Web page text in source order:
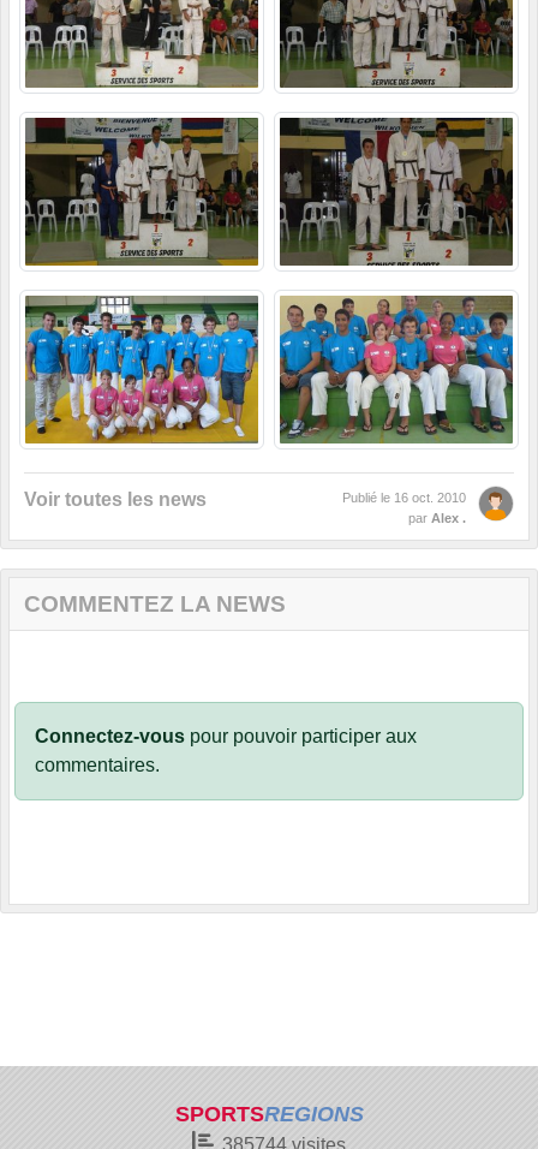
Voir toutes les news Publié le 16 oct. 2010
par Alex .
COMMENTEZ LA NEWS
Connectez-vous pour pouvoir participer aux
commentaires.
SPORTSREGIONS
385744 visites